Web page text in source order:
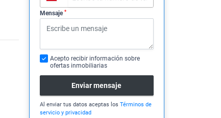
Mensaje *
Acepto recibir información sobre
ofertas inmobiliarias
Enviar mensaje
Al enviar tus datos aceptas los Términos de
servicio y privacidad